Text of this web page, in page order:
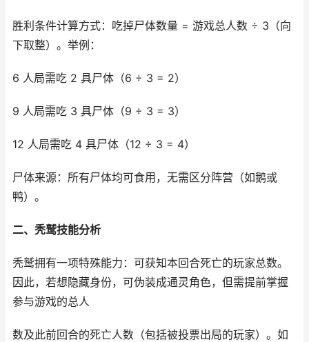
胜利条件计算方式：吃掉尸体数量 = 游戏总人数 ÷ 3（向
下取整）。举例：
6 人局需吃 2 具尸体（6 ÷ 3 = 2）
9 人局需吃 3 具尸体（9 ÷ 3 = 3）
12 人局需吃 4 具尸体（12 ÷ 3 = 4）
尸体来源：所有尸体均可食用，无需区分阵营（如鹅或
鸭）。
二、秃鹫技能分析​
秃鹫拥有一项特殊能力：可获知本回合死亡的玩家总数。
因此，若想隐藏身份，可伪装成通灵角色，但需提前掌握
参与游戏的总人
数及此前回合的死亡人数（包括被投票出局的玩家）。如